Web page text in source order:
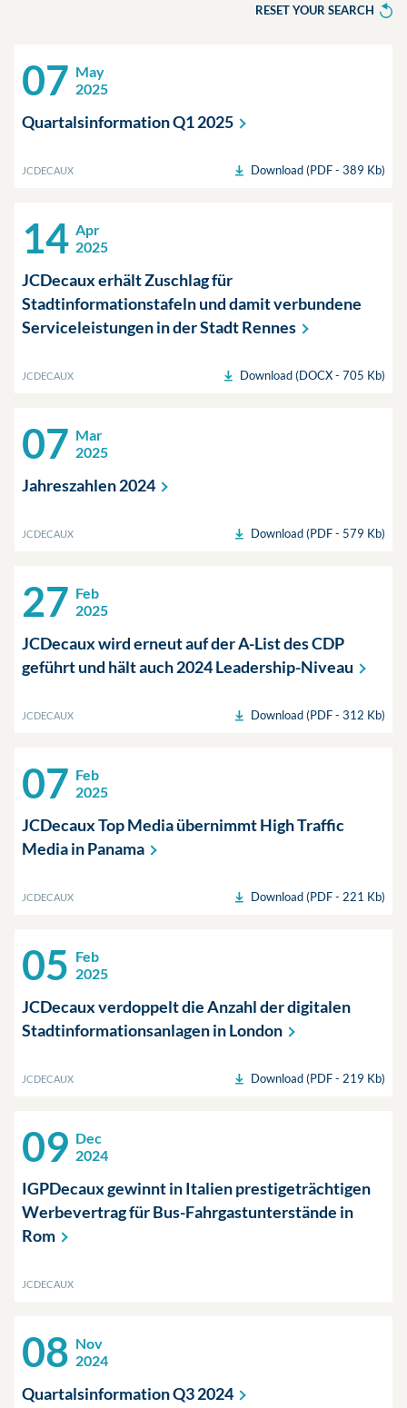
RESET YOUR SEARCH
07 May
2025
Quartalsinformation Q12025
JCDECAUX Download (PDF - 389 Kb)
14 Apr
2025
JCDecaux erhält Zuschlag für
Stadtinformationstafeln und damit verbundene
Serviceleistungen in der StadtRennes
JCDECAUX Download (DOCX - 705 Kb)
07 Mar
2025
Jahreszahlen2024
JCDECAUX Download (PDF - 579 Kb)
27 Feb
2025
JCDecaux wird erneut auf der A-List des CDP
geführt und hält auch 2024Leadership-Niveau
JCDECAUX Download (PDF - 312 Kb)
07 Feb
2025
JCDecaux Top Media übernimmt High Traffic
Media inPanama
JCDECAUX Download (PDF - 221 Kb)
05 Feb
2025
JCDecaux verdoppelt die Anzahl der digitalen
Stadtinformationsanlagen inLondon
JCDECAUX Download (PDF - 219 Kb)
09 Dec
2024
IGPDecaux gewinnt in Italien prestigeträchtigen
Werbevertrag für Bus-Fahrgastunterstände in
Rom
JCDECAUX
08 Nov
2024
Quartalsinformation Q32024